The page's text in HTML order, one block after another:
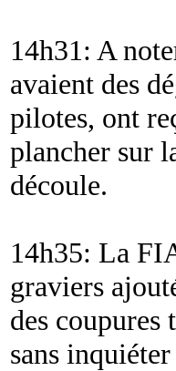
14h31: A
avaient des
pilotes, ont
plancher sur
découle.
14h35: La
graviers
des coupures
sans